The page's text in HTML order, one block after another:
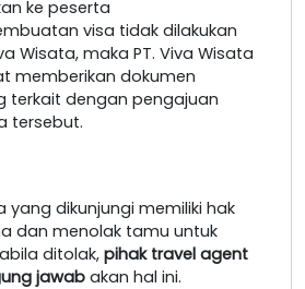
ke peserta
visa tidak dilakukan
Wisata, maka PT. Viva Wisata
memberikan dokumen
terkait dengan pengajuan
tersebut.
yang dikunjungi memiliki hak
dan menolak tamu untuk
ditolak, pihak travel agent
jawab akan hal ini.